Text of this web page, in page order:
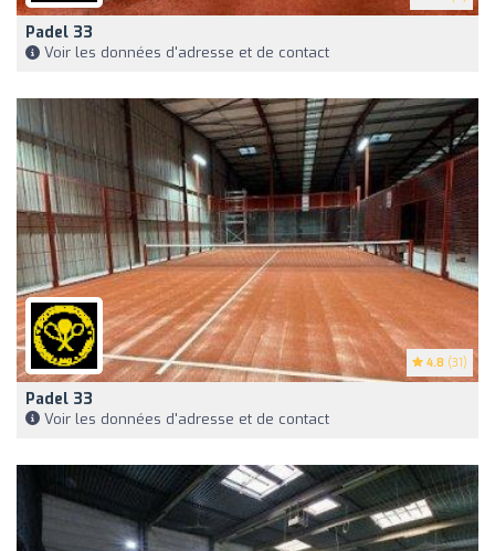
Padel 33
Voir les données d'adresse et de contact
4.8 (31)
Padel 33
Voir les données d'adresse et de contact